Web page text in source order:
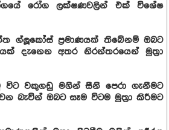
රෝග ලක්ෂණවලින් එක් විශේෂ
ග්ලූකෝස් ප්‍රමාණයක් තිබේනම් ඔබට
දැනෙන අතර නිරන්තරයෙන් මුත්‍රා
වකුගඩු මගින් සීනි පෙරා ගැනීමට
බැවින් ඔබට සෑම විටම මුත්‍රා කිරීමට